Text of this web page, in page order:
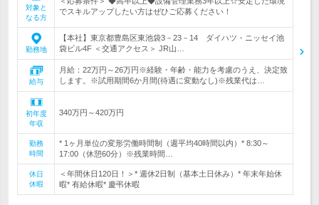
対象と
なる方
でスキルアップしたい方はぜひご応募ください！
勤務地
【本社】東京都豊島区東池袋3－23－14 ダイハツ・ニッセイ池
袋ビル4F ＜交通アクセス＞ JR山…
給与
月給：22万円～26万円※経験・年齢・能力を考慮のうえ、決定致
します。※試用期間6か月間(待遇に変動なし)※残業代は…
初年度
年収
340万円～420万円
勤務
時間
* 1ヶ月単位の変形労働時間制（週平均40時間以内）* 8:30～
17:00（休憩60分）※残業時間…
休日
休暇
＜年間休日120日！＞* 週休2日制（基本土日休み）* 年末年始休
暇* 有給休暇* 慶弔休暇